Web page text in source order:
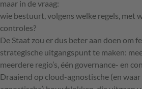
maar in de vraag:
wie bestuurt, volgens welke regels, met
controles?
De Staat zou er dus beter aan doen om
strategische uitgangspunt te maken:
meerdere regio’s, één governance- en
Draaiend op cloud-agnostische (en